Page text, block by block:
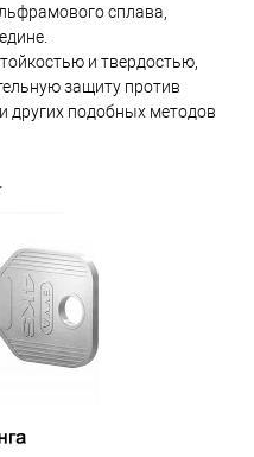
сплава,
и твердостью,
защиту против
других подобных методов